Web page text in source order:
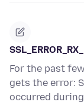
For the past
gets the error:
occurred